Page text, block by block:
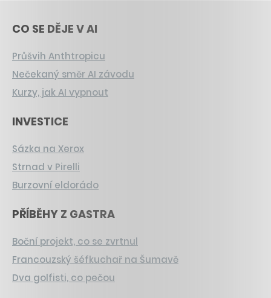
CO SE DĚJE V AI
Průšvih Anthtropicu
Nečekaný směr AI závodu
Kurzy, jak AI vypnout
INVESTICE
Sázka na Xerox
Strnad v Pirelli
Burzovní eldorádo
PŘÍBĚHY Z GASTRA
Boční projekt, co se zvrtnul
Francouzský šéfkuchař na Šumavě
Dva golfisti, co pečou